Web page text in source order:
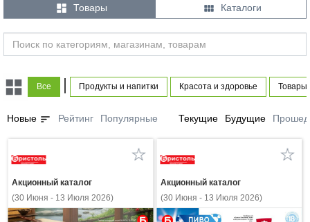
 Товары  Каталоги
Все Продукты и напитки Красота и здоровье Товары
Новые sort Рейтинг Популярные Текущие Будущие
Акционный каталог
(30 Июня - 13 Июля 2026)
Акционный каталог
(30 Июня - 13 Июля 2026)